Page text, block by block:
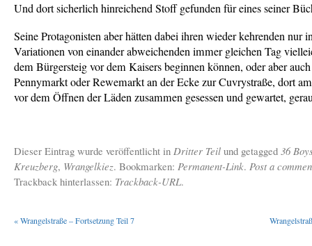
Und dort sicherlich hinreichend Stoff gefunden für eines seiner
Seine Protagonisten aber hätten dabei ihren wieder kehrenden nur
Variationen von einander abweichenden immer gleichen Tag
dem Bürgersteig vor dem Kaisers beginnen können, oder aber
Pennymarkt oder Rewemarkt an der Ecke zur Cuvrystraße, dort
vor dem Öffnen der Läden zusammen gesessen und gewartet,
Dieser Eintrag wurde veröffentlicht in Dritter Teil und getagged 36
Kreuzberg, Wrangelkiez. Bookmarken: Permanent-Link. Post a
Trackback hinterlassen: Trackback-URL.
«Wrangelstraße – Fortsetzung Teil 7